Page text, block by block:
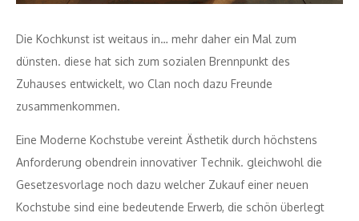
Die Kochkunst ist weitaus in… mehr daher ein Mal zum
dünsten. diese hat sich zum sozialen Brennpunkt des
Zuhauses entwickelt, wo Clan noch dazu Freunde
zusammenkommen.
Eine Moderne Kochstube vereint Ästhetik durch höchstens
Anforderung obendrein innovativer Technik. gleichwohl die
Gesetzesvorlage noch dazu welcher Zukauf einer neuen
Kochstube sind eine bedeutende Erwerb, die schön überlegt